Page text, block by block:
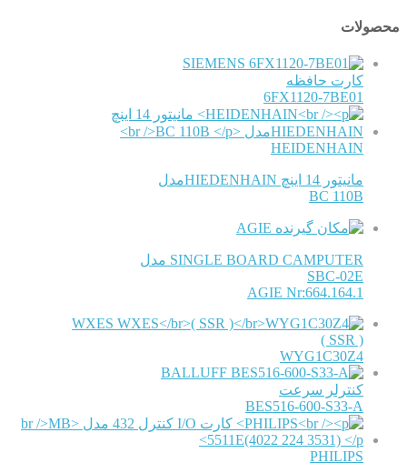
محصولات
SIEMENS
کارت حافظه
6FX1120-7BE01
HEIDENHAIN
مانیتور 14 اینچ HIEDENHAINمدل
BC 110B
AGIE
SINGLE BOARD CAMPUTER مدل
SBC-02E
AGIE Nr:664.164.1
WXES
( SSR )
WYG1C30Z4
BALLUFF
کنترلر سرعت
BES516-600-S33-A
PHILIPS